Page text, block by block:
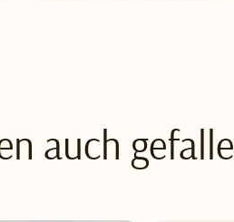
auch